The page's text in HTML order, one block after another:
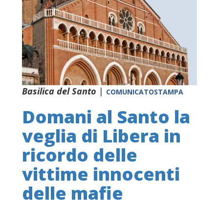
Basilica del Santo | COMUNICATOSTAMPA
Domani al Santo la
veglia di Libera in
ricordo delle
vittime innocenti
delle mafie